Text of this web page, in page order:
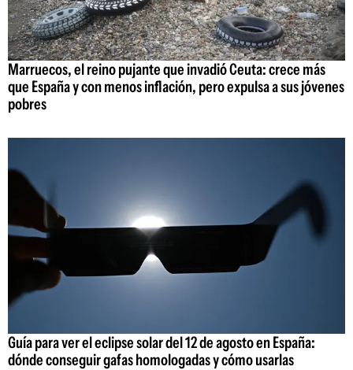
Marruecos, el reino pujante que invadió Ceuta: crece más
que España y con menos inflación, pero expulsa a sus jóvenes
pobres
Guía para ver el eclipse solar del 12 de agosto en España:
dónde conseguir gafas homologadas y cómo usarlas